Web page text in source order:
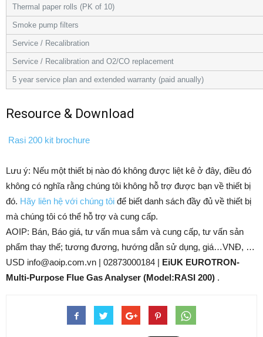
Thermal paper rolls (PK of 10)
Smoke pump filters
Service / Recalibration
Service / Recalibration and O2/CO replacement
5 year service plan and extended warranty (paid anually)
Resource & Download
Rasi 200 kit brochure
Lưu ý: Nếu một thiết bị nào đó không được liệt kê ở đây, điều đó
không có nghĩa rằng chúng tôi không hỗ trợ được bạn về thiết bị
đó. Hãy liên hệ với chúng tôi để biết danh sách đầy đủ về thiết bị
mà chúng tôi có thể hỗ trợ và cung cấp.
AOIP: Bán, Báo giá, tư vấn mua sắm và cung cấp, tư vấn sản
phẩm thay thế; tương đương, hướng dẫn sử dụng, giá…VNĐ, …
USD info@aoip.com.vn | 02873000184 | EiUK EUROTRON-
Multi-Purpose Flue Gas Analyser (Model:RASI 200) .